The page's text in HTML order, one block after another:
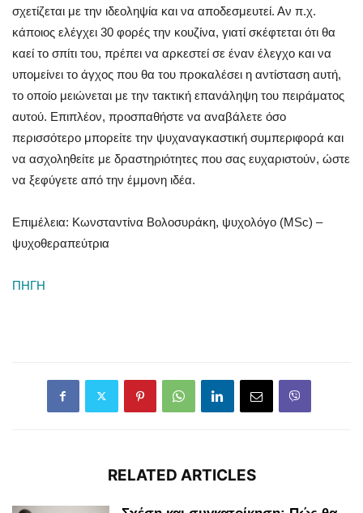
σχετίζεται με την ιδεοληψία και να αποδεσμευτεί. Αν π.χ.
κάποιος ελέγχει 30 φορές την κουζίνα, γιατί σκέφτεται ότι θα
καεί το σπίτι του, πρέπει να αρκεστεί σε έναν έλεγχο και να
υπομείνει το άγχος που θα του προκαλέσει η αντίσταση αυτή,
το οποίο μειώνεται με την τακτική επανάληψη του πειράματος
αυτού. Επιπλέον, προσπαθήστε να αναβάλετε όσο
περισσότερο μπορείτε την ψυχαναγκαστική συμπεριφορά και
να ασχοληθείτε με δραστηριότητες που σας ευχαριστούν, ώστε
να ξεφύγετε από την έμμονη ιδέα.
Επιμέλεια: Κωνσταντίνα Βολοσυράκη, ψυχολόγο (MSc) –
ψυχοθεραπεύτρια
ΠΗΓΗ
RELATED ARTICLES